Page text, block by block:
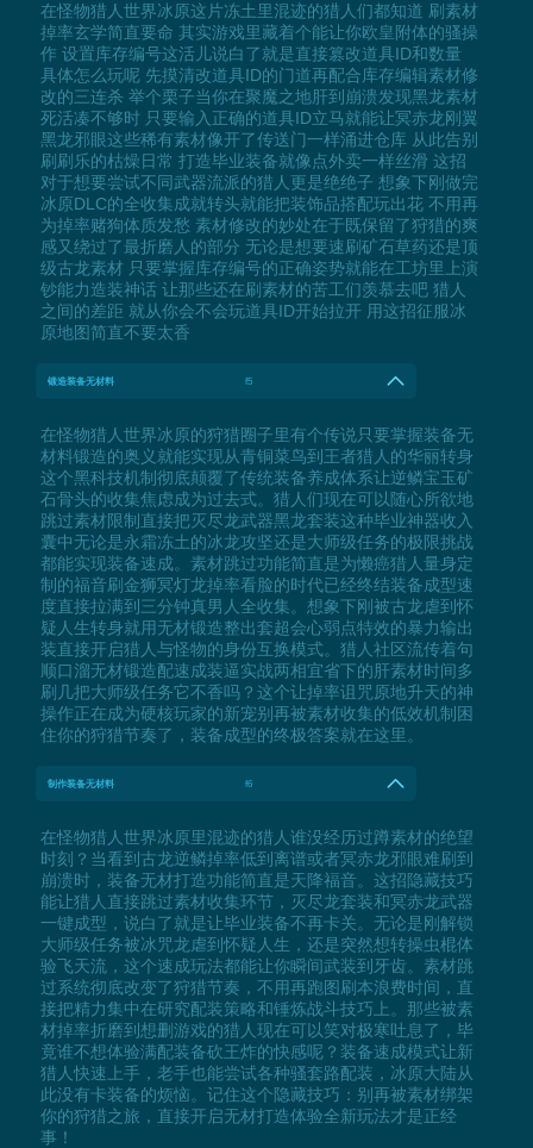
在怪物猎人世界冰原这片冻土里混迹的猎人们都知道 刷素材
掉率玄学简直要命 其实游戏里藏着个能让你欧皇附体的骚操
作 设置库存编号这活儿说白了就是直接篡改道具ID和数量
具体怎么玩呢 先摸清改道具ID的门道再配合库存编辑素材修
改的三连杀 举个栗子当你在聚魔之地肝到崩溃发现黑龙素材
死活凑不够时 只要输入正确的道具ID立马就能让冥赤龙刚翼
黑龙邪眼这些稀有素材像开了传送门一样涌进仓库 从此告别
刷刷乐的枯燥日常 打造毕业装备就像点外卖一样丝滑 这招
对于想要尝试不同武器流派的猎人更是绝绝子 想象下刚做完
冰原DLC的全收集成就转头就能把装饰品搭配玩出花 不用再
为掉率赌狗体质发愁 素材修改的妙处在于既保留了狩猎的爽
感又绕过了最折磨人的部分 无论是想要速刷矿石草药还是顶
级古龙素材 只要掌握库存编号的正确姿势就能在工坊里上演
钞能力造装神话 让那些还在刷素材的苦工们羡慕去吧 猎人
之间的差距 就从你会不会玩道具ID开始拉开 用这招征服冰
原地图简直不要太香
锻造装备无材料 f5
在怪物猎人世界冰原的狩猎圈子里有个传说只要掌握装备无
材料锻造的奥义就能实现从青铜菜鸟到王者猎人的华丽转身
这个黑科技机制彻底颠覆了传统装备养成体系让逆鳞宝玉矿
石骨头的收集焦虑成为过去式。猎人们现在可以随心所欲地
跳过素材限制直接把灭尽龙武器黑龙套装这种毕业神器收入
囊中无论是永霜冻土的冰龙攻坚还是大师级任务的极限挑战
都能实现装备速成。素材跳过功能简直是为懒癌猎人量身定
制的福音刷金狮冥灯龙掉率看脸的时代已经终结装备成型速
度直接拉满到三分钟真男人全收集。想象下刚被古龙虐到怀
疑人生转身就用无材锻造整出套超会心弱点特效的暴力输出
装直接开启猎人与怪物的身份互换模式。猎人社区流传着句
顺口溜无材锻造配速成装逼实战两相宜省下的肝素材时间多
刷几把大师级任务它不香吗？这个让掉率诅咒原地升天的神
操作正在成为硬核玩家的新宠别再被素材收集的低效机制困
住你的狩猎节奏了，装备成型的终极答案就在这里。
制作装备无材料 f6
在怪物猎人世界冰原里混迹的猎人谁没经历过蹲素材的绝望
时刻？当看到古龙逆鳞掉率低到离谱或者冥赤龙邪眼难刷到
崩溃时，装备无材打造功能简直是天降福音。这招隐藏技巧
能让猎人直接跳过素材收集环节，灭尽龙套装和冥赤龙武器
一键成型，说白了就是让毕业装备不再卡关。无论是刚解锁
大师级任务被冰咒龙虐到怀疑人生，还是突然想转操虫棍体
验飞天流，这个速成玩法都能让你瞬间武装到牙齿。素材跳
过系统彻底改变了狩猎节奏，不用再跑图刷本浪费时间，直
接把精力集中在研究配装策略和锤炼战斗技巧上。那些被素
材掉率折磨到想删游戏的猎人现在可以笑对极寒吐息了，毕
竟谁不想体验满配装备砍王炸的快感呢？装备速成模式让新
猎人快速上手，老手也能尝试各种骚套路配装，冰原大陆从
此没有卡装备的烦恼。记住这个隐藏技巧：别再被素材绑架
你的狩猎之旅，直接开启无材打造体验全新玩法才是正经
事！